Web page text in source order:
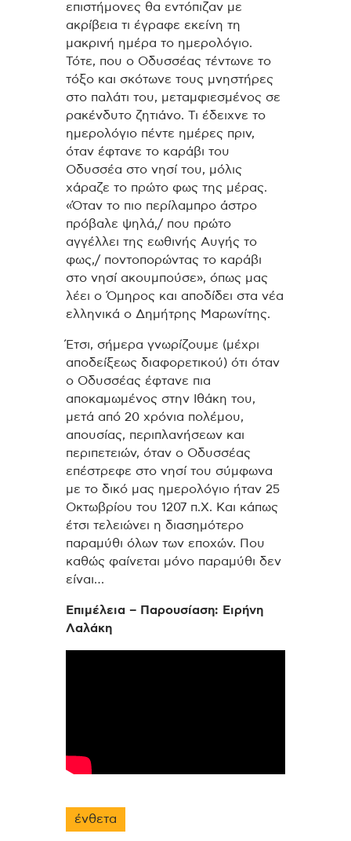
επιστήμονες θα εντόπιζαν με
ακρίβεια τι έγραφε εκείνη τη
μακρινή ημέρα το ημερολόγιο.
Τότε, που ο Οδυσσέας τέντωνε το
τόξο και σκότωνε τους μνηστήρες
στο παλάτι του, μεταμφιεσμένος σε
ρακένδυτο ζητιάνο. Τι έδειχνε το
ημερολόγιο πέντε ημέρες πριν,
όταν έφτανε το καράβι του
Οδυσσέα στο νησί του, μόλις
χάραζε το πρώτο φως της μέρας.
«Όταν το πιο περίλαμπρο άστρο
πρόβαλε ψηλά,/ που πρώτο
αγγέλλει της εωθινής Αυγής το
φως,/ ποντοπορώντας το καράβι
στο νησί ακουμπούσε», όπως μας
λέει ο Όμηρος και αποδίδει στα νέα
ελληνικά ο Δημήτρης Μαρωνίτης.
Έτσι, σήμερα γνωρίζουμε (μέχρι
αποδείξεως διαφορετικού) ότι όταν
ο Οδυσσέας έφτανε πια
αποκαμωμένος στην Ιθάκη του,
μετά από 20 χρόνια πολέμου,
απουσίας, περιπλανήσεων και
περιπετειών, όταν ο Οδυσσέας
επέστρεφε στο νησί του σύμφωνα
με το δικό μας ημερολόγιο ήταν 25
Οκτωβρίου του 1207 π.Χ. Και κάπως
έτσι τελειώνει η διασημότερο
παραμύθι όλων των εποχών. Που
καθώς φαίνεται μόνο παραμύθι δεν
είναι…
Επιμέλεια – Παρουσίαση: Ειρήνη
Λαλάκη
ένθετα